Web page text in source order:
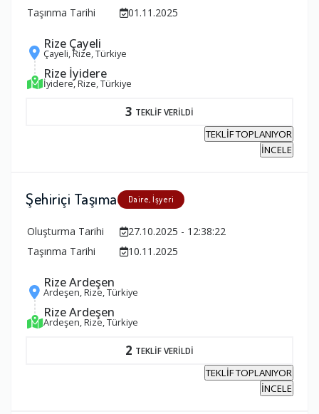
Taşınma Tarihi
01.11.2025
Rize Çayeli
Çayeli, Rize, Türkiye
Rize İyidere
İyidere, Rize, Türkiye
3 TEKLİF VERİLDİ
TEKLİF TOPLANIYOR
İNCELE
Şehiriçi Taşıma Daire, İşyeri
Oluşturma Tarihi
27.10.2025 - 12:38:22
Taşınma Tarihi
10.11.2025
Rize Ardeşen
Ardeşen, Rize, Türkiye
Rize Ardeşen
Ardeşen, Rize, Türkiye
2 TEKLİF VERİLDİ
TEKLİF TOPLANIYOR
İNCELE